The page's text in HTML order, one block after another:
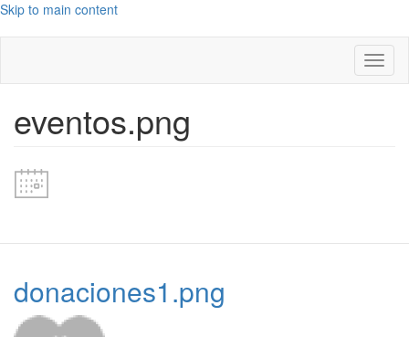
Skip to main content
eventos.png
donaciones1.png